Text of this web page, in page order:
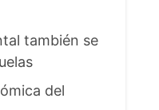
también se
del